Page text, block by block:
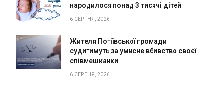
народилося понад 3 тисячі дітей
6 СЕРПНЯ, 2026
Жителя Потіївської громади
судитимуть за умисне вбивство своєї
співмешканки
6 СЕРПНЯ, 2026